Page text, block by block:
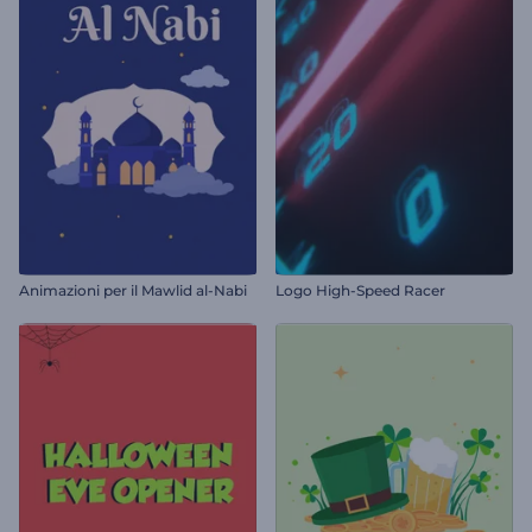
Animazioni per il Mawlid al-Nabi Logo High-Speed Racer